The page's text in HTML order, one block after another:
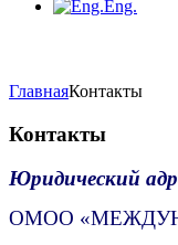
Eng.
ГлавнаяКонтакты
Контакты
Юридический
ОМОО